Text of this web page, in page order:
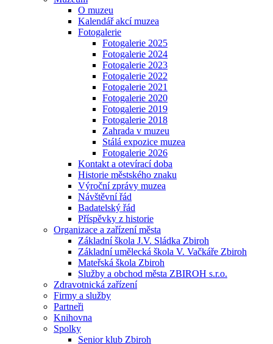
O muzeu
Kalendář akcí muzea
Fotogalerie
Fotogalerie 2025
Fotogalerie 2024
Fotogalerie 2023
Fotogalerie 2022
Fotogalerie 2021
Fotogalerie 2020
Fotogalerie 2019
Fotogalerie 2018
Zahrada v muzeu
Stálá expozice muzea
Fotogalerie 2026
Kontakt a otevírací doba
Historie městského znaku
Výroční zprávy muzea
Návštěvní řád
Badatelský řád
Příspěvky z historie
Organizace a zařízení města
Základní škola J.V. Sládka Zbiroh
Základní umělecká škola V. Vačkáře Zbiroh
Mateřská škola Zbiroh
Služby a obchod města ZBIROH s.r.o.
Zdravotnická zařízení
Firmy a služby
Partneři
Knihovna
Spolky
Senior klub Zbiroh